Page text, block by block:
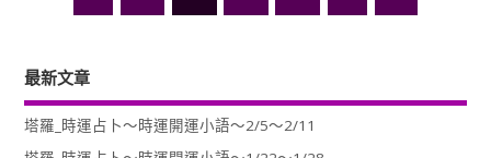
最新文章
塔羅_時運占卜～時運開運小語～2/5～2/11